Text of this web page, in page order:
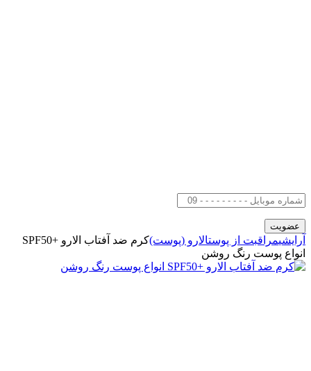
آرایشیمراقبت از پوستالارو (پوست)
کرم ضد آفتاب الارو +SPF50
انواع پوست رنگ روشن